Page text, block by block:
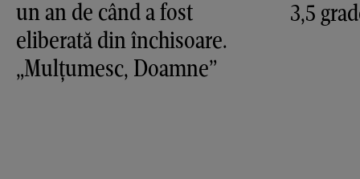
un an de când a fost
eliberată din închisoare.
„Mulțumesc, Doamne”
3,5